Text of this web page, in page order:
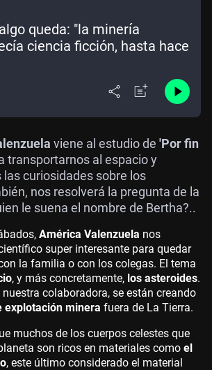
queda: "la minería
ciencia ficción, hasta hace
viene al estudio de 'Por fin
transportarnos al espacio y
curiosidades sobre los
nos resolverá la pregunta de la
le suena el nombre de Bertha?..
América Valenzuela nos
super interesante para quedar
la familia o con los colegas. El tema
, y más concretamente, los asteroides.
colaboradora, se están creando
explotación minera fuera de La Tierra.
muchos de los cuerpos celestes que
son ricos en materiales como el
, este último considerado el material